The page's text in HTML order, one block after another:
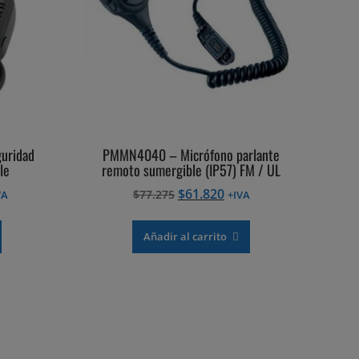
PMMN4040 – Micrófono parlante
remoto sumergible (IP57) FM / UL
$77.275 El
original
era:
$61.820El
actual
es:
+IVA
Añadir al carrito